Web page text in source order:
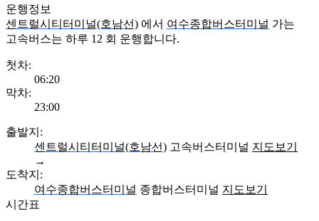
운행정보
센트럴시티터미널(호남선) 에서 여수종합버스터미널 가는
고속버스는 하루 12 회 운행합니다.
첫차:
06:20
막차:
23:00
출발지:
센트럴시티터미널(호남선) 고속버스터미널 지도보기
→
도착지:
여수종합버스터미널 종합버스터미널 지도보기
시간표